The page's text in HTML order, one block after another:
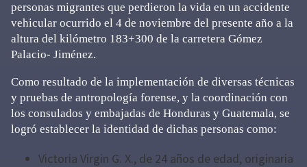
personas migrantes que perdieron la vida en un accidente
vehicular ocurrido el 4 de noviembre del presente año a la
altura del kilómetro 183+300 de la carretera Gómez
Palacio- Jiménez.
Como resultado de la implementación de diversas técnicas
y pruebas de antropología forense, y la coordinación con
los consulados y embajadas de Honduras y Guatemala, se
logró establecer la identidad de dichas personas como:
Victoria Virgin G. X., de 24 años de edad, originaria